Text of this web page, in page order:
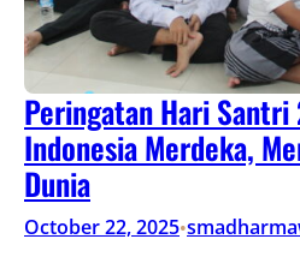
Peringatan Hari
Indonesia Merdeka,
Dunia
October 22, 2025•